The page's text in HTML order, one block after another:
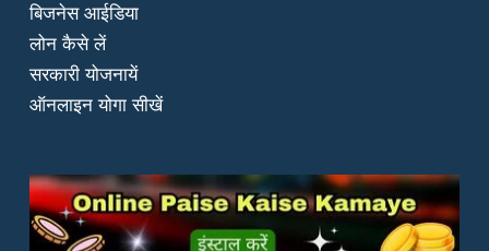
बिजनेस आईडिया
लोन कैसे लें
सरकारी योजनायें
ऑनलाइन योगा सीखें